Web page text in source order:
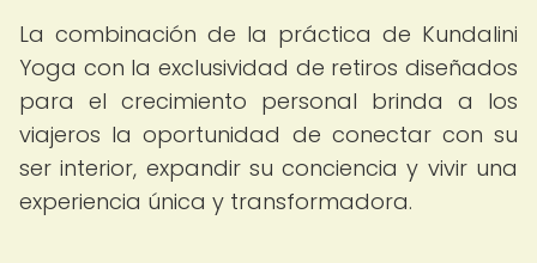
La combinación de la práctica de Kundalini
Yoga con la exclusividad de retiros diseñados
para el crecimiento personal brinda a los
viajeros la oportunidad de conectar con su
ser interior, expandir su conciencia y vivir una
experiencia única y transformadora.